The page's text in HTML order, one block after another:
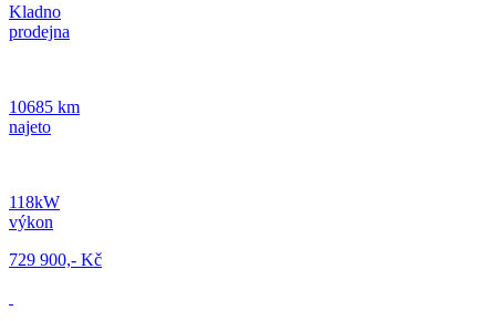
Kladno
prodejna
10685 km
najeto
118kW
výkon
729 900,- Kč